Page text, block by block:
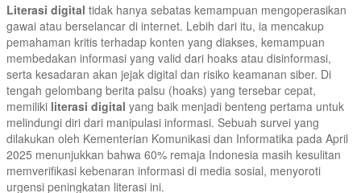
Literasi digital tidak hanya sebatas kemampuan mengoperasikan
gawai atau berselancar di internet. Lebih dari itu, ia mencakup
pemahaman kritis terhadap konten yang diakses, kemampuan
membedakan informasi yang valid dari hoaks atau disinformasi,
serta kesadaran akan jejak digital dan risiko keamanan siber. Di
tengah gelombang berita palsu (hoaks) yang tersebar cepat,
memiliki literasi digital yang baik menjadi benteng pertama untuk
melindungi diri dari manipulasi informasi. Sebuah survei yang
dilakukan oleh Kementerian Komunikasi dan Informatika pada April
2025 menunjukkan bahwa 60% remaja Indonesia masih kesulitan
memverifikasi kebenaran informasi di media sosial, menyoroti
urgensi peningkatan literasi ini.